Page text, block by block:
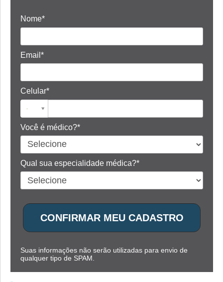
Nome*
Email*
Celular*
Você é médico?*
Qual sua especialidade médica?*
CONFIRMAR MEU CADASTRO
Suas informações não serão utilizadas para envio de
qualquer tipo de SPAM.